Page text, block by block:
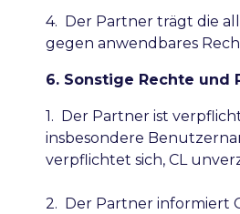
4. Der Partner trägt die
gegen anwendbares
6. Sonstige Rechte und
1. Der Partner ist
insbesondere
verpflichtet sich, CL
2. Der Partner informiert